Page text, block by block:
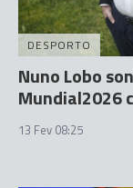
DESPORTO
Nuno Lobo
Mundial2026
13 Fev 08:25